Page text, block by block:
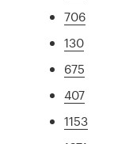
706
130
675
407
1153